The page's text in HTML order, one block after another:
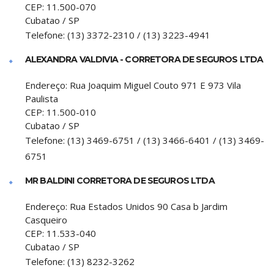
CEP: 11.500-070
Cubatao / SP
Telefone: (13) 3372-2310 / (13) 3223-4941
ALEXANDRA VALDIVIA - CORRETORA DE SEGUROS LTDA
Endereço: Rua Joaquim Miguel Couto 971 E 973 Vila
Paulista
CEP: 11.500-010
Cubatao / SP
Telefone: (13) 3469-6751 / (13) 3466-6401 / (13) 3469-
6751
MR BALDINI CORRETORA DE SEGUROS LTDA
Endereço: Rua Estados Unidos 90 Casa b Jardim
Casqueiro
CEP: 11.533-040
Cubatao / SP
Telefone: (13) 8232-3262